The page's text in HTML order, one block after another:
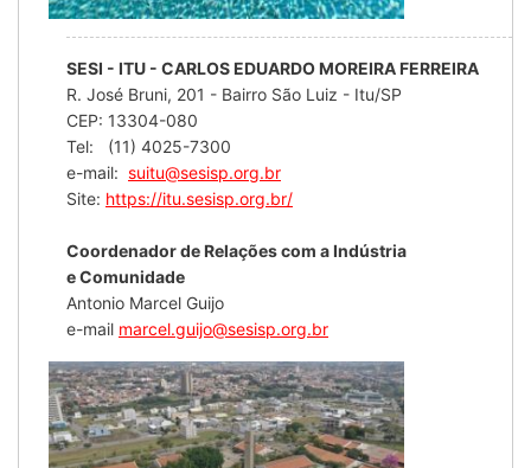
SESI - ITU - CARLOS EDUARDO MOREIRA FERREIRA
R. José Bruni, 201 - Bairro São Luiz - Itu/SP
CEP: 13304-080
Tel: (11) 4025-7300
e-mail: suitu@sesisp.org.br
Site: https://itu.sesisp.org.br/
Coordenador de Relações com a Indústria
e Comunidade
Antonio Marcel Guijo
e-mail marcel.guijo@sesisp.org.br